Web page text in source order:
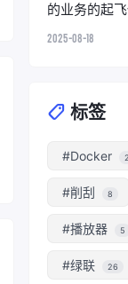
的业务的起
2025-08-18
标签
#Docker
#削刮 8
#播放器 5
#绿联 26